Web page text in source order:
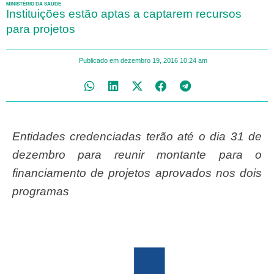
MINISTÉRIO DA SAÚDE
Instituições estão aptas a captarem recursos
para projetos
Publicado em dezembro 19, 2016 10:24 am
Entidades credenciadas terão até o dia 31 de
dezembro para reunir montante para o
financiamento de projetos aprovados nos dois
programas